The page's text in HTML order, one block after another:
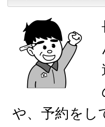
や、予約をし